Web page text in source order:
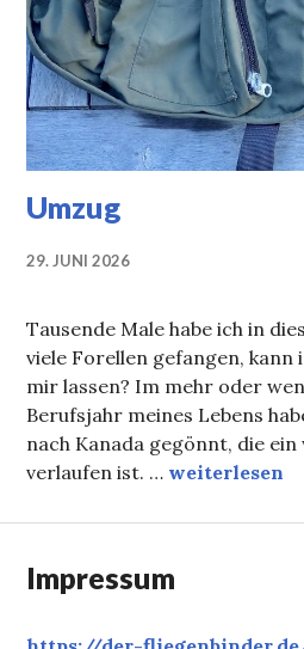
Umzug
29. JUNI 2026
Tausende Male habe ich in
viele Forellen gefangen,
mir lassen? Im mehr oder
Berufsjahr meines Lebens
nach Kanada gegönnt, die
verlaufen ist. … Umzug
weiterlesen
Impressum